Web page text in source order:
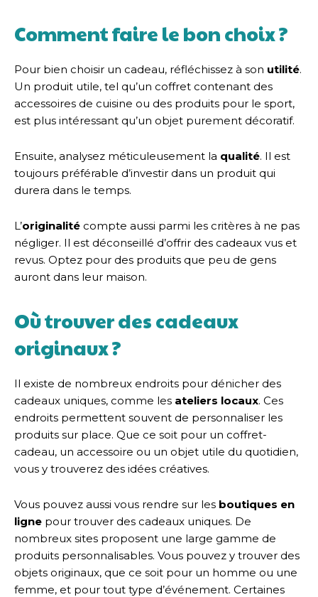
Comment faire le bon choix ?
Pour bien choisir un cadeau, réfléchissez à son utilité.
Un produit utile, tel qu’un coffret contenant des
accessoires de cuisine ou des produits pour le sport,
est plus intéressant qu’un objet purement décoratif.
Ensuite, analysez méticuleusement la qualité. Il est
toujours préférable d’investir dans un produit qui
durera dans le temps.
L’originalité compte aussi parmi les critères à ne pas
négliger. Il est déconseillé d’offrir des cadeaux vus et
revus. Optez pour des produits que peu de gens
auront dans leur maison.
Où trouver des cadeaux
originaux ?
Il existe de nombreux endroits pour dénicher des
cadeaux uniques, comme les ateliers locaux. Ces
endroits permettent souvent de personnaliser les
produits sur place. Que ce soit pour un coffret-
cadeau, un accessoire ou un objet utile du quotidien,
vous y trouverez des idées créatives.
Vous pouvez aussi vous rendre sur les boutiques en
ligne pour trouver des cadeaux uniques. De
nombreux sites proposent une large gamme de
produits personnalisables. Vous pouvez y trouver des
objets originaux, que ce soit pour un homme ou une
femme, et pour tout type d’événement. Certaines